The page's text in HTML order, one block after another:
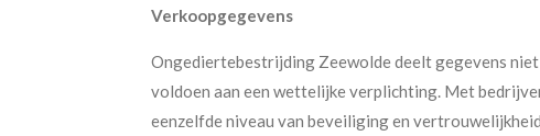
Verkoopgegevens
Ongediertebestrijding Zeewolde deelt gegevens
voldoen aan een wettelijke verplichting. Met
eenzelfde niveau van beveiliging en